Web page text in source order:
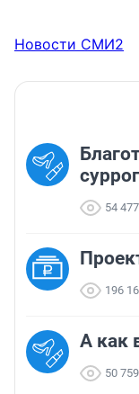
Новости СМИ2
54 477
196
А как
50 759